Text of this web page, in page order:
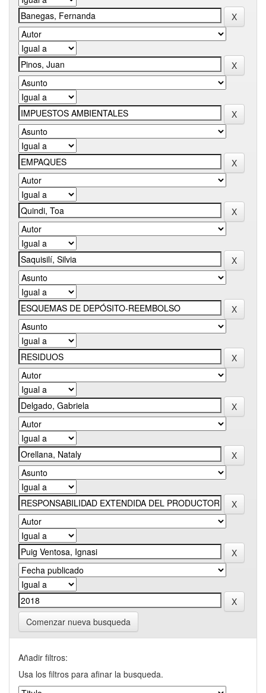
Comenzar nueva busqueda
Añadir filtros:
Usa los filtros para afinar la busqueda.